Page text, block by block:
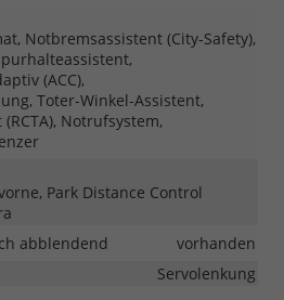
Notbremsassistent (City-Safety),
(ACC),
Toter-Winkel-Assistent,
Notrufsystem,
Park Distance Control
abblendend
vorhanden
Servolenkung